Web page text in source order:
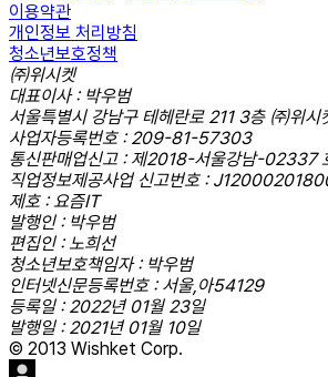
이용약관
개인정보 처리방침
청소년보호정책
㈜위시켓
대표이사 : 박우범
서울특별시 강남구 테헤란로 211 3층 ㈜위시
사업자등록번호 : 209-81-57303
통신판매업신고 : 제2018-서울강남-02337
직업정보제공사업 신고번호 :
제호 : 요즘IT
발행인 : 박우범
편집인 : 노희선
청소년보호책임자 : 박우범
인터넷신문등록번호 : 서울,아54129
등록일 : 2022년 01월 23일
발행일 : 2021년 01월 10일
© 2013 Wishket Corp.